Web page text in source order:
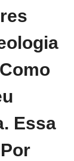
Essa